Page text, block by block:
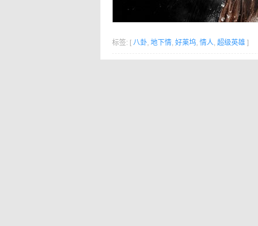
标签: [ 八卦, 地下情, 好莱坞, 情人, 超级英雄 ]